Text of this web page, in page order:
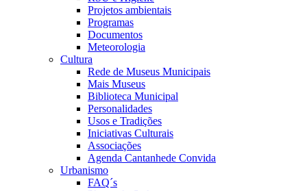
Projetos ambientais
Programas
Documentos
Meteorologia
Cultura
Rede de Museus Municipais
Mais Museus
Biblioteca Municipal
Personalidades
Usos e Tradições
Iniciativas Culturais
Associações
Agenda Cantanhede Convida
Urbanismo
FAQ´s